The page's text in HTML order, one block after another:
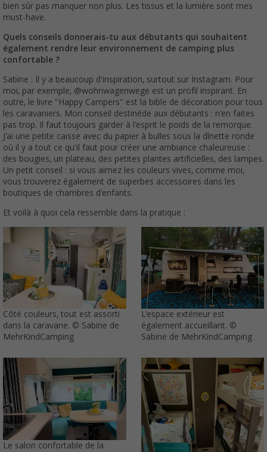
bien sûr pas manquer non plus. Les tissus et la lumière sont mes
must-have.
Quels conseils donnerais-tu aux débutants qui souhaitent
également rendre leur environnement de camping plus
confortable ?
Sabine : Il y a beaucoup d'inspiration, surtout sur Instagram. Pour
moi, par exemple, @wohnwagenwege est un profil inspirant. En
outre, le livre "Happy Campers" est la bible de décoration pour tous
les caravaniers. Mon conseil destinéde aux débutants : n'en faites
pas trop. Il faut toujours garder à l'esprit le poids de la remorque.
J'ai une petite caisse avec du papier à bulles sous la dînette ronde
où il y a tout ce qu'il faut pour créer une ambiance chaleureuse :
des bougies, un plateau, des petites plantes artificielles, des lampes.
Un petit conseil : si vous aimez les couleurs vives, comme moi,
vous trouverez également de superbes accessoires dans les
boutiques de chambres d'enfants.
Et voilà à quoi cela ressemble dans la pratique :
Côté couleurs, tout est assorti
dans la caravane. © Sabine de
MehrKindCamping
L'espace extérieur est
également accueillant. ©
Sabine de MehrKindCamping
Le salon confortable de la